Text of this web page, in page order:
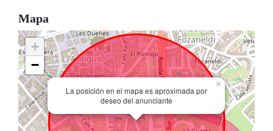
Mapa
La posición en el mapa es aproximada por
deseo del anunciante
×
+
−